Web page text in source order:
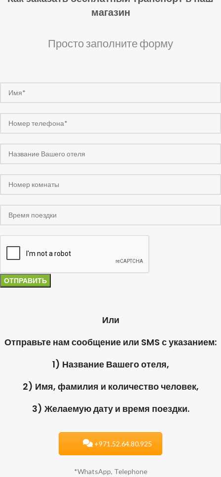
магазин
Просто заполните форму
Или
Отправьте нам сообщение или SMS с указанием:
1) Название Вашего отеля,
2) Имя, фамилия и количество человек,
3) Желаемую дату и время поездки.
+971.52.64.80.925
*WhatsApp, Telephone